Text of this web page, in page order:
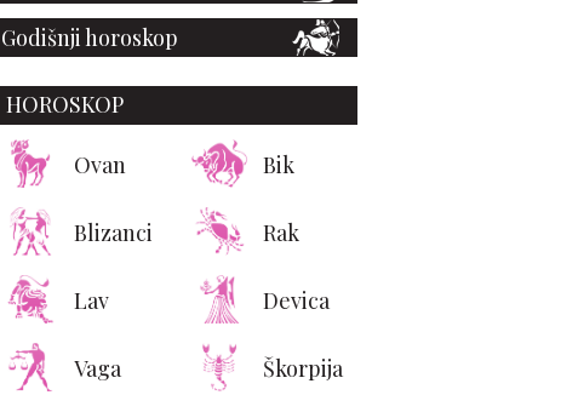
Godišnji horoskop
HOROSKOP
Ovan Bik
Blizanci Rak
Lav Devica
Vaga Škorpija